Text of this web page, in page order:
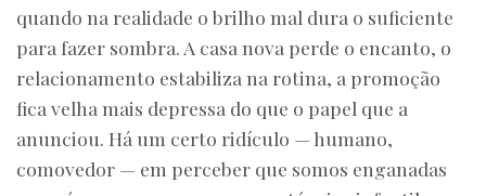
quando na realidade o brilho mal dura o suficiente
para fazer sombra. A casa nova perde o encanto, o
relacionamento estabiliza na rotina, a promoção
fica velha mais depressa do que o papel que a
anunciou. Há um certo ridículo — humano,
comovedor — em perceber que somos enganadas